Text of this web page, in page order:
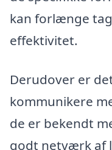
kan forlænge
effektivitet.
Derudover er
kommunikere
de er bekendt
godt netværk af